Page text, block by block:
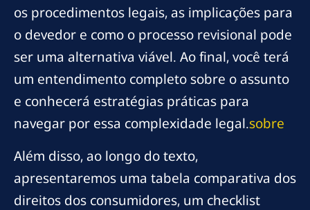
os procedimentos legais, as implicações para
o devedor e como o processo revisional pode
ser uma alternativa viável. Ao final, você terá
um entendimento completo sobre o assunto
e conhecerá estratégias práticas para
navegar por essa complexidade legal.sobre
Além disso, ao longo do texto,
apresentaremos uma tabela comparativa dos
direitos dos consumidores, um checklist